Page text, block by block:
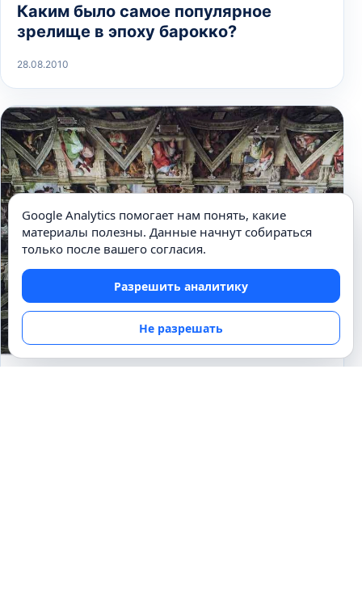
Каким было самое популярное
зрелище в эпоху барокко?
28.08.2010
Google Analytics помогает нам понять, какие
материалы полезны. Данные начнут собираться
только после вашего согласия.
Разрешить аналитику
Не разрешать